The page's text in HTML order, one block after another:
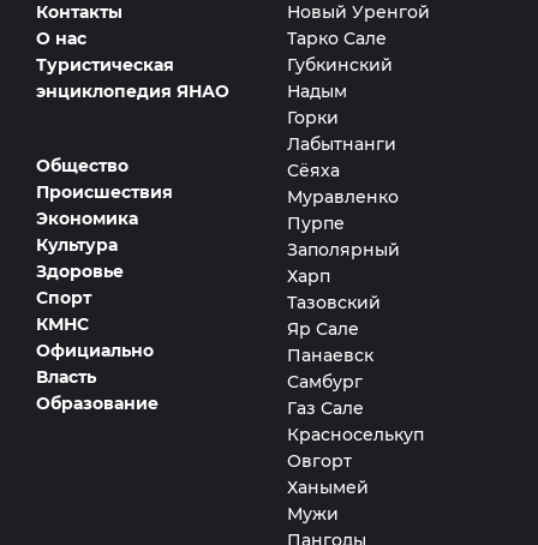
Общество
Происшествия
Экономика
Культура
Здоровье
Спорт
КМНС
Официально
Власть
Образование
Контакты
О нас
Туристическая
энциклопедия ЯНАО
Новый Уренгой
Тарко Сале
Губкинский
Надым
Горки
Лабытнанги
Сёяха
Муравленко
Пурпе
Заполярный
Харп
Тазовский
Яр Сале
Панаевск
Самбург
Газ Сале
Красноселькуп
Овгорт
Ханымей
Мужи
Пангоды